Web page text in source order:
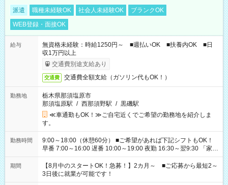
派遣 職種未経験OK 社会人未経験OK
ブランクOK
WEB登録・面接OK
給与
無資格未経験：時給1250円～ ■週払いOK ■扶養内OK ■日
収1万円以上
交通費別途支給あり
交通費 交通費全額支給（ガソリン代もOK！）
勤務地
栃木県那須塩原市
那須塩原駅 / 西那須野駅 / 黒磯駅
≪車通勤もOK！≫ご自宅近くでご希望の勤務地を紹介しま
す。
勤務時間
9:00～18:00（休憩60分） ■ご希望があれば下記シフトもOK！
早番 7:00～16:00 遅番 10:00～19:00 夜勤 16:30～翌9:30 「家族
と休みを合わせたい」 「余裕を持って夕飯の準備がしたい」
「できれば残業はしたくない」 など、ご希望を教えてください
ね。 ※Wワーク希望の方へ 今ご覧のお仕事で希望する勤務時間
と、もう1つのお仕事の勤務時間。 合計で週40時間を超える場
期間
【8月中のスタートOK！急募！】2カ月～ ■ご応募から最短2～
3日後に就業が可能です！